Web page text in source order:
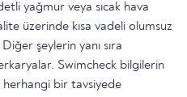
yağmur veya sıcak hava
üzerinde kısa vadeli olumsuz
şeylerin yanı sıra
Swimcheck bilgilerin
bir tavsiyede